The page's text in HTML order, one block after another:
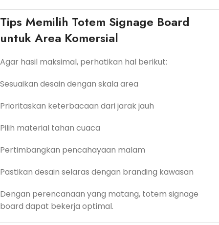
Tips Memilih Totem Signage Board
untuk Area Komersial
Agar hasil maksimal, perhatikan hal berikut:
Sesuaikan desain dengan skala area
Prioritaskan keterbacaan dari jarak jauh
Pilih material tahan cuaca
Pertimbangkan pencahayaan malam
Pastikan desain selaras dengan branding kawasan
Dengan perencanaan yang matang, totem signage
board dapat bekerja optimal.